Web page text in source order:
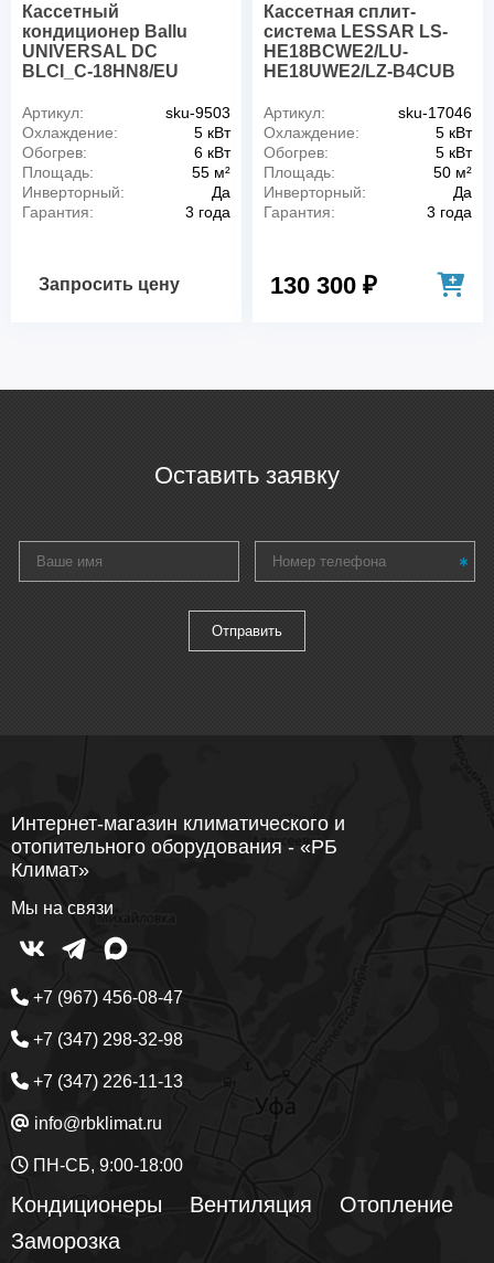
Кассетный
кондиционер Ballu
UNIVERSAL DC
BLCI_C-18HN8/EU
Артикул:
sku-9503
Охлаждение:
5 кВт
Обогрев:
6 кВт
Площадь:
55 м²
Инверторный:
Да
Гарантия:
3 года
Запросить цену
Кассетная сплит-
система LESSAR LS-
HE18BCWE2/LU-
HE18UWE2/LZ-B4CUB
Артикул:
sku-17046
Охлаждение:
5 кВт
Обогрев:
5 кВт
Площадь:
50 м²
Инверторный:
Да
Гарантия:
3 года
130 300 ₽
Оставить заявку
Интернет-магазин климатического и
отопительного оборудования - «РБ
Климат»
Мы на связи
+7 (967) 456-08-47
+7 (347) 298-32-98
+7 (347) 226-11-13
info@rbklimat.ru
ПН-СБ, 9:00-18:00
Кондиционеры Вентиляция
Отопление
Заморозка